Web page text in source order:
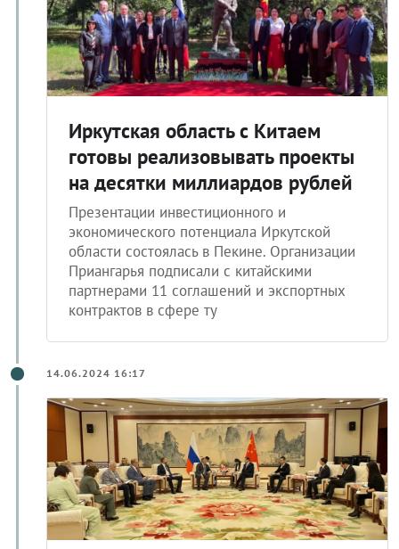
Иркутская область с Китаем
готовы реализовывать проекты
на десятки миллиардов рублей
Презентации инвестиционного и
экономического потенциала Иркутской
области состоялась в Пекине. Организации
Приангарья подписали с китайскими
партнерами 11 соглашений и экспортных
контрактов в сфере ту
14.06.2024 16:17